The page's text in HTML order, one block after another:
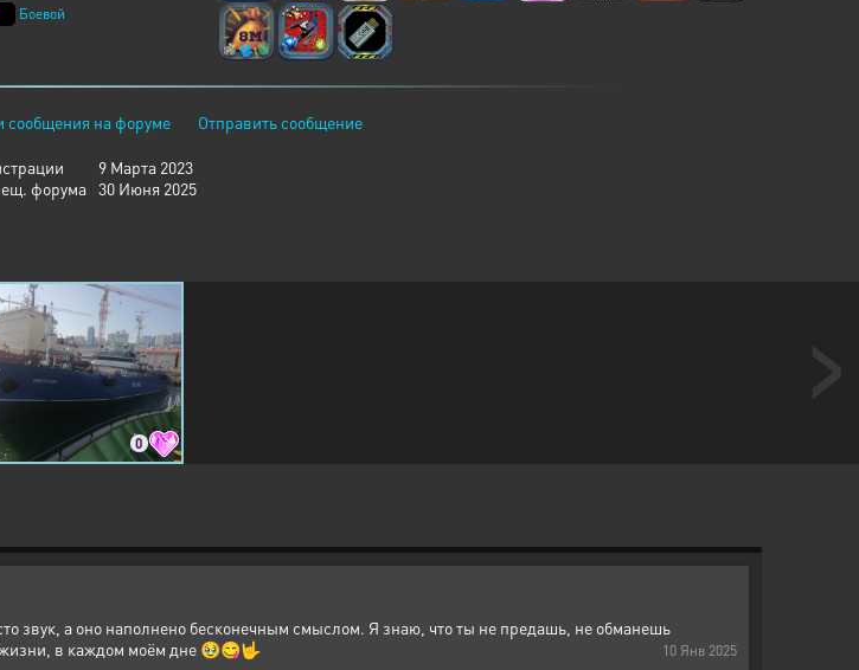
Боевой
сообщения на форуме Отправить сообщение
9 Марта 2023
форума 30 Июня 2025
0
10 Янв 2025
звук, а оно наполнено бесконечным смыслом. Я знаю, что ты не предашь, не обманешь
жизни, в каждом моём дне 🥹😋🤟